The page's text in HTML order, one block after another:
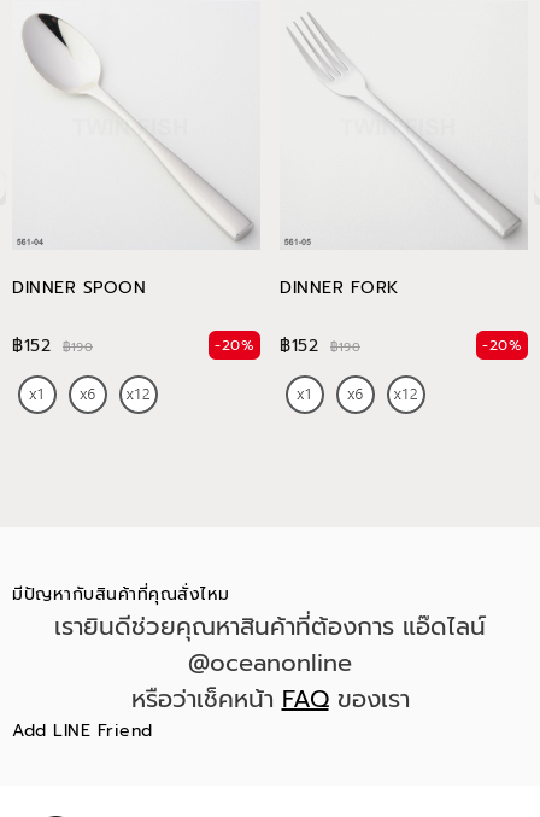
DINNER SPOON
฿152 ฿190 -20%
DINNER FORK
฿152 ฿190 -20%
มีปัญหากับสินค้าที่คุณสั่งไหม
เรายินดีช่วยคุณหาสินค้าที่ต้องการ แอ๊ดไลน์
@oceanonline
หรือว่าเช็คหน้าFAQของเรา
Add LINE Friend